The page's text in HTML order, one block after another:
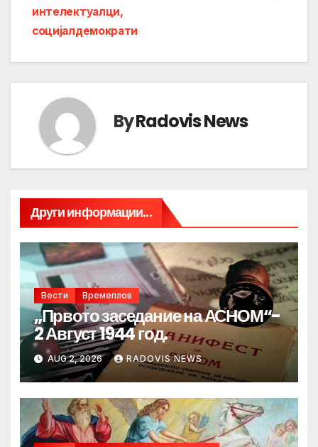
интелектуалци,
социјалдемократи
ByRadovis News
Други информации...
Вести Времеплов
„Првото заседание на АСНОМ“-
2 Август 1944 год.
AUG 2, 2026 RADOVIS NEWS